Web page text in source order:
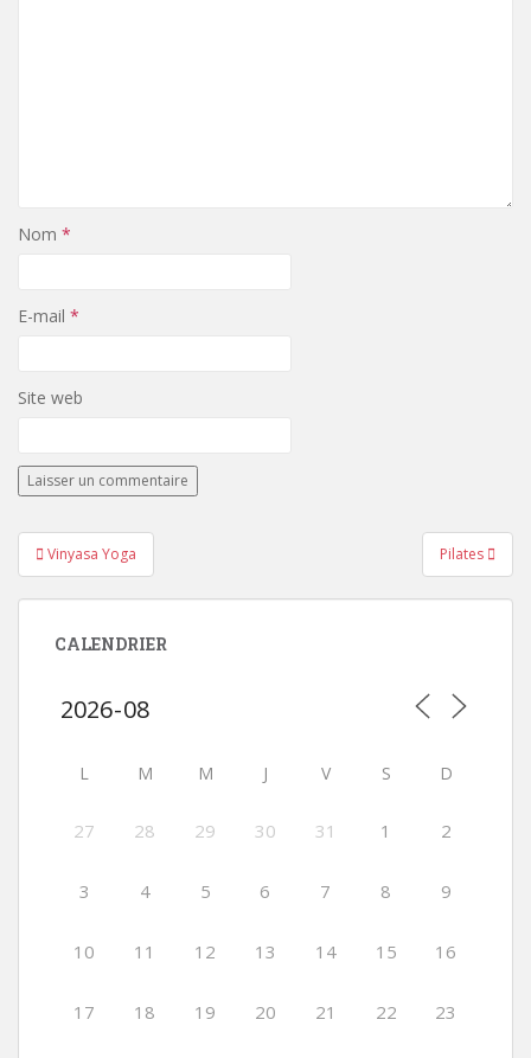
Nom *
E-mail *
Site web
Navigation
de
l’article
Vinyasa Yoga Pilates
CALENDRIER
L M M J V S D
27 28 29 30 31 1 2
3 4 5 6 7 8 9
10 11 12 13 14 15 16
17 18 19 20 21 22 23